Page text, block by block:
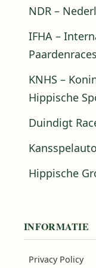
NDR –
IFHA –
Paardenraces
KNHS –
Hippische
Duindigt
Hippische
INFORMATIE
Privacy Policy